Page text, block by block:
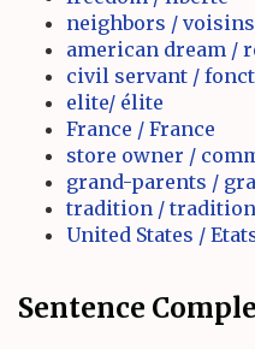
neighbors / voisins
american dream /
civil servant /
elite/ élite
France / France
store owner /
grand-parents /
tradition / tradition
United States /
Sentence